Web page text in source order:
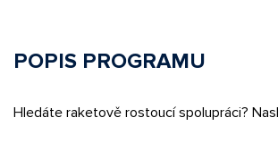
POPIS PROGRAMU
Hledáte raketově rostoucí spolupráci?